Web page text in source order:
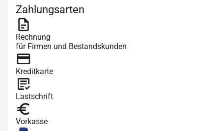
Zahlungsarten
Rechnung
für Firmen und Bestandskunden
Kreditkarte
Lastschrift
Vorkasse